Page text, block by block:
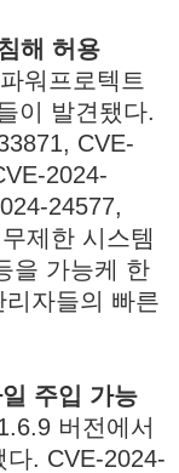
해 허용
워프로텍트
이 발견됐다.
CVE-
2024-
24577,
제한 시스템
을 가능케 한
자들의 빠른
주입 가능
버전에서
다. CVE-2024-